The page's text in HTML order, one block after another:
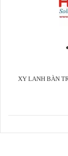
XY LANH BÀN